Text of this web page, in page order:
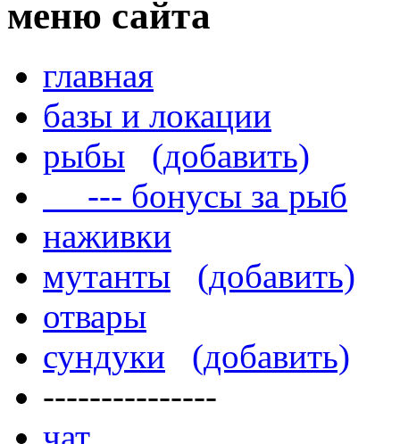
меню сайта
главная
базы и локации
рыбы
(добавить)
--- бонусы за рыб
наживки
мутанты
(добавить)
отвары
сундуки
(добавить)
---------------
чат